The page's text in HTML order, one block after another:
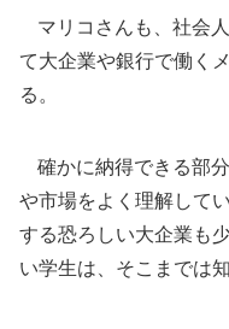
マリコさんも、社会
て大企業や銀行で働く
る。
確かに納得できる部
や市場をよく理解して
する恐ろしい大企業も
い学生は、そこまでは